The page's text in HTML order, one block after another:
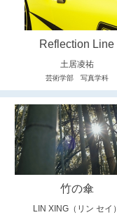
Reflection Line
土居凌祐
芸術学部 写真学科
竹の傘
LIN XING（リン セイ）